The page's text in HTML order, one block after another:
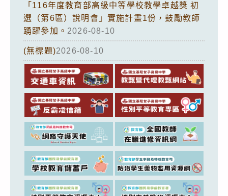
「116年度教育部高級中等學校教學卓越獎 初
選（第6區）說明會」實施計畫1份，鼓勵教師
踴躍參加。 2026-08-10
(無標題)2026-08-10